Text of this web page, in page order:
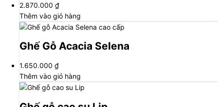
2.870.000 ₫
Thêm vào giỏ hàng
Ghế Gỗ Acacia Selena
1.650.000 ₫
Thêm vào giỏ hàng